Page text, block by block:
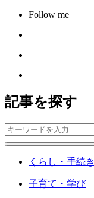
Follow me
記事を探す
くらし・手続き
子育て・学び